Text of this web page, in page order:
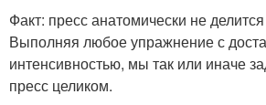
Факт: пресс анатомически не
Выполняя любое упражнение с
интенсивностью, мы так или иначе
пресс целиком.